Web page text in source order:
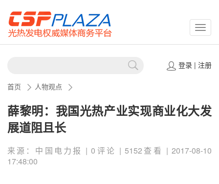
登录| 注册
首页 人物观点
薛黎明：我国光热产业实现商业化大发
展道阻且长
来源：中国电力报 | 0评论 | 5152查看 | 2017-08-10
17:48:00